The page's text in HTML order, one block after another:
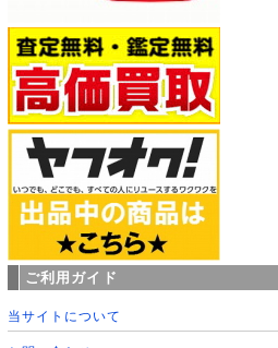
ご利用ガイド
当サイトについて